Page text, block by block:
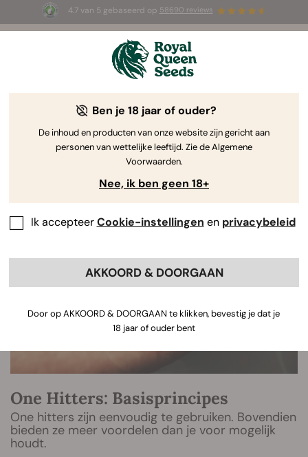
4.7 van 5 gebaseerd op 58690 reviews
3 White Widow Auto zaadjesGRATIS voor de
The RQS Blog
Cannabis Lifestyle Blogs
One Hitters: Basisprincipes
One hitters zijn eenvoudig te gebruiken. Bovendien
bieden ze meer voordelen dan je voor mogelijk
houdt.
Ben je 18 jaar of ouder?
De inhoud en producten van onze website zijn gericht aan
personen van wettelijke leeftijd. Zie de Algemene
Voorwaarden.
Nee, ik ben geen 18+
Ik accepteerCookie-instellingen en privacybeleid
AKKOORD & DOORGAAN
Door op AKKOORD & DOORGAAN te klikken, bevestig je dat je
18 jaar of ouder bent